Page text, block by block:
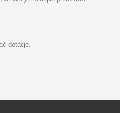
dotacje.